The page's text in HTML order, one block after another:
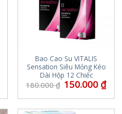
Bao Cao Su VITALIS
Sensation Siêu Mỏng Kéo
Dài Hộp 12 Chiếc
180.000₫ 150.000 ₫